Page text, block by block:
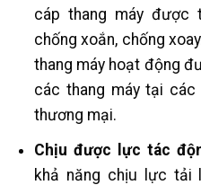
cáp thang máy được
chống xoắn, chống
thang máy hoạt động
các thang máy tại
thương mại.
Chịu được lực tác
khả năng chịu lực tải